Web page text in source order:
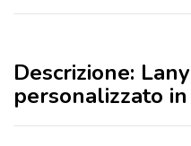
Descrizione:
personalizzato